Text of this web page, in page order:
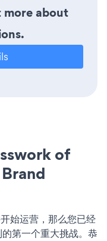
more about
of
始运营，那么您已经
第一个重大挑战。恭